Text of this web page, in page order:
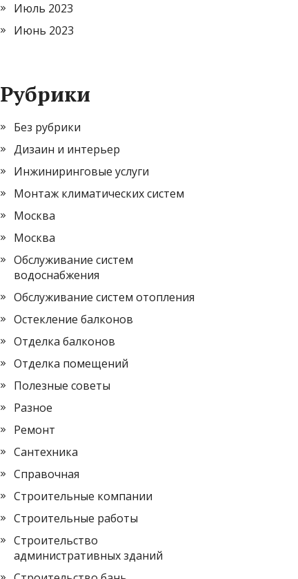
Июль 2023
Июнь 2023
Рубрики
Без рубрики
Дизаин и интерьер
Инжиниринговые услуги
Монтаж климатических систем
Москва
Москва
Обслуживание систем
водоснабжения
Обслуживание систем отопления
Остекление балконов
Отделка балконов
Отделка помещений
Полезные советы
Разное
Ремонт
Сантехника
Справочная
Строительные компании
Строительные работы
Строительство
административных зданий